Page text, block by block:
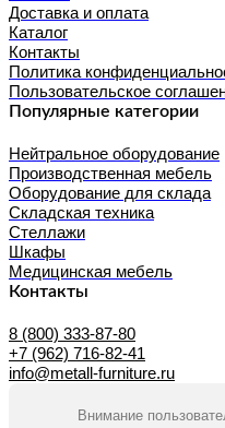
Доставка и оплата
Каталог
Контакты
Политика
Пользовательское
Популярные категории
Нейтральное оборудование
Производственная мебель
Оборудование для склада
Складская техника
Стеллажи
Шкафы
Медицинская мебель
Контакты
8 (800) 333-87-80
+7 (962) 716-82-41
info@metall-furniture.ru
Внимание